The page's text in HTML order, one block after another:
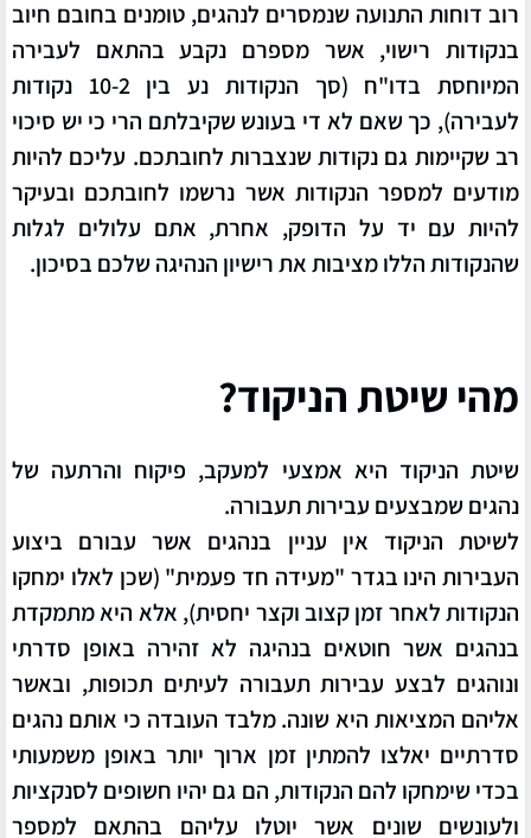
רוב דוחות התנועה שנמסרים לנהגים, טומנים בחובם חיוב
בנקודות רישוי, אשר מספרם נקבע בהתאם לעבירה
המיוחסת בדו"ח (סך הנקודות נע בין 10-2 נקודות
לעבירה), כך שאם לא די בעונש שקיבלתם הרי כי יש סיכוי
רב שקיימות גם נקודות שנצברות לחובתכם. עליכם להיות
מודעים למספר הנקודות אשר נרשמו לחובתכם ובעיקר
להיות עם יד על הדופק, אחרת, אתם עלולים לגלות
שהנקודות הללו מציבות את רישיון הנהיגה שלכם בסיכון.
מהי שיטת הניקוד?
שיטת הניקוד היא אמצעי למעקב, פיקוח והרתעה של
נהגים שמבצעים עבירות תעבורה.
לשיטת הניקוד אין עניין בנהגים אשר עבורם ביצוע
העבירות הינו בגדר "מעידה חד פעמית" (שכן לאלו ימחקו
הנקודות לאחר זמן קצוב וקצר יחסית), אלא היא מתמקדת
בנהגים אשר חוטאים בנהיגה לא זהירה באופן סדרתי
ונוהגים לבצע עבירות תעבורה לעיתים תכופות, ובאשר
אליהם המציאות היא שונה. מלבד העובדה כי אותם נהגים
סדרתיים יאלצו להמתין זמן ארוך יותר באופן משמעותי
בכדי שימחקו להם הנקודות, הם גם יהיו חשופים לסנקציות
ולעונשים שונים אשר יוטלו עליהם בהתאם למספר